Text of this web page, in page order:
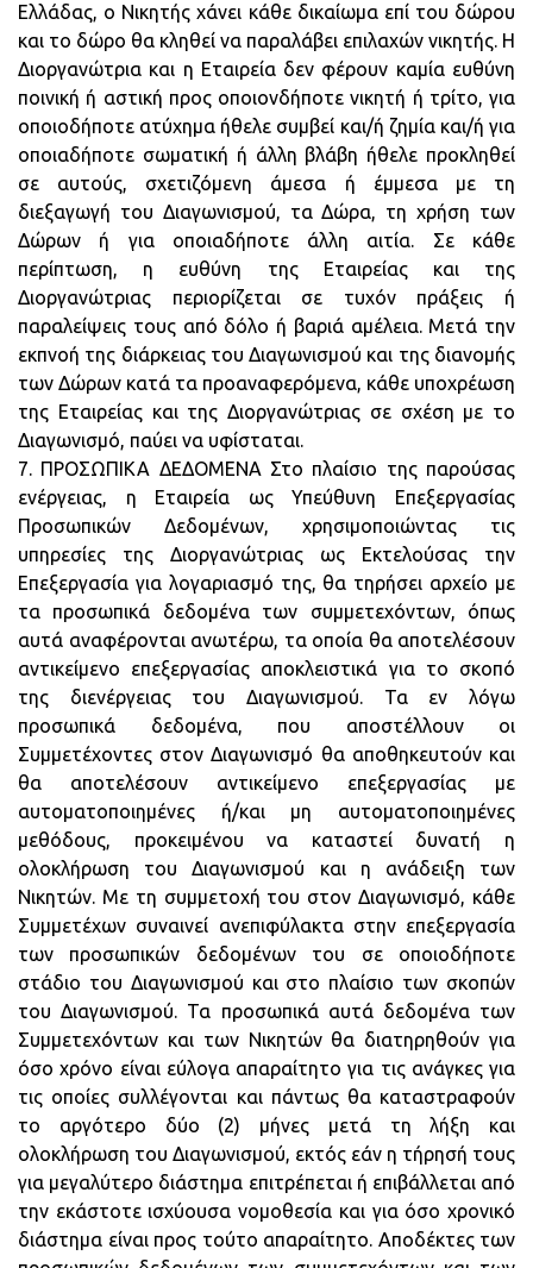
Ελλάδας, ο Νικητής χάνει κάθε δικαίωμα επί του δώρου
και το δώρο θα κληθεί να παραλάβει επιλαχών νικητής. Η
Διοργανώτρια και η Εταιρεία δεν φέρουν καμία ευθύνη
ποινική ή αστική προς οποιονδήποτε νικητή ή τρίτο, για
οποιοδήποτε ατύχημα ήθελε συμβεί και/ή ζημία και/ή για
οποιαδήποτε σωματική ή άλλη βλάβη ήθελε προκληθεί
σε αυτούς, σχετιζόμενη άμεσα ή έμμεσα με τη
διεξαγωγή του Διαγωνισμού, τα Δώρα, τη χρήση των
Δώρων ή για οποιαδήποτε άλλη αιτία. Σε κάθε
περίπτωση, η ευθύνη της Εταιρείας και της
Διοργανώτριας περιορίζεται σε τυχόν πράξεις ή
παραλείψεις τους από δόλο ή βαριά αμέλεια. Μετά την
εκπνοή της διάρκειας του Διαγωνισμού και της διανομής
των Δώρων κατά τα προαναφερόμενα, κάθε υποχρέωση
της Εταιρείας και της Διοργανώτριας σε σχέση με το
Διαγωνισμό, παύει να υφίσταται.
7. ΠΡΟΣΩΠΙΚΑ ΔΕΔΟΜΕΝΑ Στο πλαίσιο της παρούσας
ενέργειας, η Εταιρεία ως Υπεύθυνη Επεξεργασίας
Προσωπικών Δεδομένων, χρησιμοποιώντας τις
υπηρεσίες της Διοργανώτριας ως Εκτελούσας την
Επεξεργασία για λογαριασμό της, θα τηρήσει αρχείο με
τα προσωπικά δεδομένα των συμμετεχόντων, όπως
αυτά αναφέρονται ανωτέρω, τα οποία θα αποτελέσουν
αντικείμενο επεξεργασίας αποκλειστικά για το σκοπό
της διενέργειας του Διαγωνισμού. Τα εν λόγω
προσωπικά δεδομένα, που αποστέλλουν οι
Συμμετέχοντες στον Διαγωνισμό θα αποθηκευτούν και
θα αποτελέσουν αντικείμενο επεξεργασίας με
αυτοματοποιημένες ή/και μη αυτοματοποιημένες
μεθόδους, προκειμένου να καταστεί δυνατή η
ολοκλήρωση του Διαγωνισμού και η ανάδειξη των
Νικητών. Με τη συμμετοχή του στον Διαγωνισμό, κάθε
Συμμετέχων συναινεί ανεπιφύλακτα στην επεξεργασία
των προσωπικών δεδομένων του σε οποιοδήποτε
στάδιο του Διαγωνισμού και στο πλαίσιο των σκοπών
του Διαγωνισμού. Τα προσωπικά αυτά δεδομένα των
Συμμετεχόντων και των Νικητών θα διατηρηθούν για
όσο χρόνο είναι εύλογα απαραίτητο για τις ανάγκες για
τις οποίες συλλέγονται και πάντως θα καταστραφούν
το αργότερο δύο (2) μήνες μετά τη λήξη και
ολοκλήρωση του Διαγωνισμού, εκτός εάν η τήρησή τους
για μεγαλύτερο διάστημα επιτρέπεται ή επιβάλλεται από
την εκάστοτε ισχύουσα νομοθεσία και για όσο χρονικό
διάστημα είναι προς τούτο απαραίτητο. Αποδέκτες των